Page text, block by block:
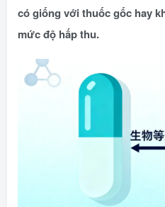
có giống với thuốc gốc hay
mức độ hấp thu.